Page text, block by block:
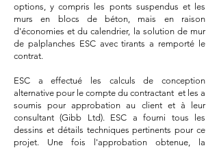
options, y compris les ponts suspendus et les
murs en blocs de béton, mais en raison
d'économies et du calendrier, la solution de mur
de palplanches ESC avec tirants a remporté le
contrat.
ESC a effectué les calculs de conception
alternative pour le compte du contractant et les a
soumis pour approbation au client et à leur
consultant (Gibb Ltd). ESC a fourni tous les
dessins et détails techniques pertinents pour ce
projet. Une fois l'approbation obtenue, la